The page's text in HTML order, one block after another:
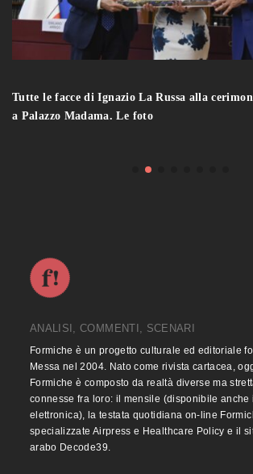
Tutte le facce di Ignazio La Russa alla
a Palazzo Madama. Le foto
ANALISI, COMMENTI, SCENARI
Formiche è un progetto culturale ed editoriale
Messa nel 2004. Nato come rivista cartacea,
Formiche è composto da realtà diverse ma
connesse fra loro: il mensile (disponibile anche
elettronica), la testata quotidiana on-line
specializzate Airpress e Healthcare Policy e il
arabo Decode39.